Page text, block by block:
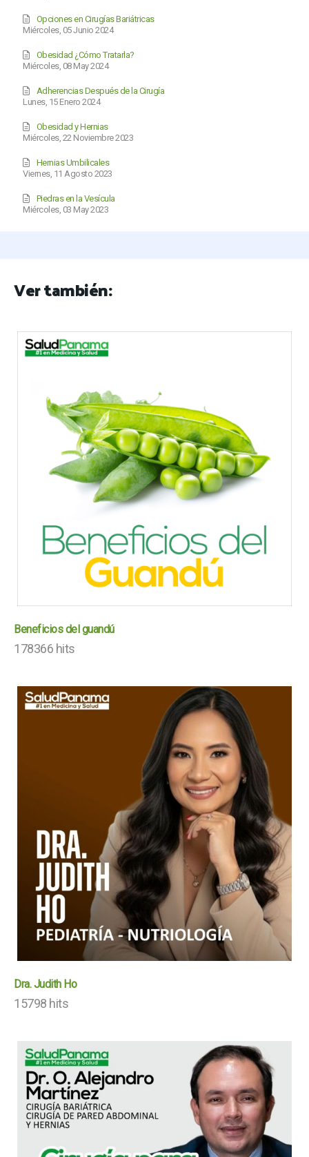
Miércoles, 05 Junio 2024
Opciones en Cirugías Bariátricas
Miércoles, 08 May 2024
Obesidad ¿Cómo Tratarla?
Lunes, 15 Enero 2024
Adherencias Después de la Cirugía
Miércoles, 22 Noviembre 2023
Obesidad y Hernias
Viernes, 11 Agosto 2023
Hernias Umbilicales
Miércoles, 03 May 2023
Piedras en la Vesícula
Ver también:
Beneficios del guandú
178366 hits
Dra. Judith Ho
15798 hits